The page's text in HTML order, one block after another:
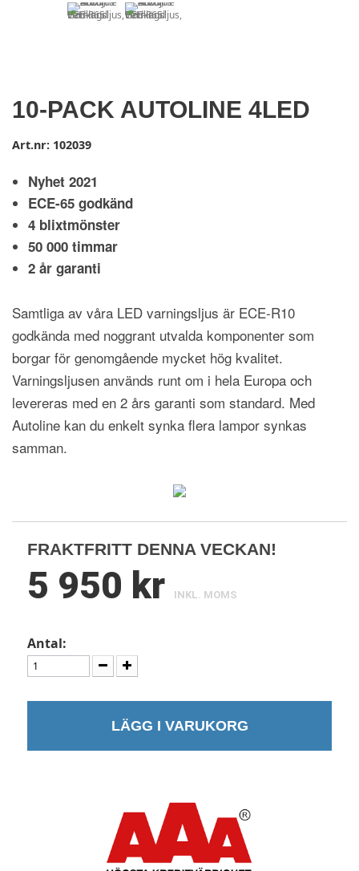
10-PACK AUTOLINE 4LED
Art.nr: 102039
Nyhet 2021
ECE-65 godkänd
4 blixtmönster
50 000 timmar
2 år garanti
Samtliga av våra LED varningsljus är ECE-R10
godkända med noggrant utvalda komponenter som
borgar för genomgående mycket hög kvalitet.
Varningsljusen används runt om i hela Europa och
levereras med en 2 års garanti som standard. Med
Autoline kan du enkelt synka flera lampor synkas
samman.
FRAKTFRITT DENNA VECKAN!
5 950 kr INKL. MOMS
Antal:
LÄGG I VARUKORG